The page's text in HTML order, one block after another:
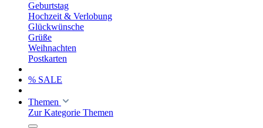
Geburtstag
Hochzeit & Verlobung
Glückwünsche
Grüße
Weihnachten
Postkarten
% SALE
Themen
Zur Kategorie Themen